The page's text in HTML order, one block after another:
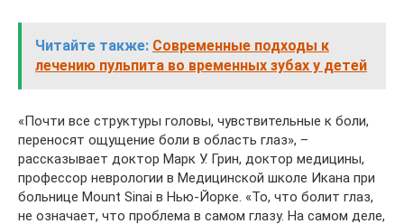
Читайте также: Современные подходы к
лечению пульпита во временных зубах у детей
«Почти все структуры головы, чувствительные к боли,
переносят ощущение боли в область глаз», –
рассказывает доктор Марк У. Грин, доктор медицины,
профессор неврологии в Медицинской школе Икана при
больнице Mount Sinai в Нью-Йорке. «То, что болит глаз,
не означает, что проблема в самом глазу. На самом деле,